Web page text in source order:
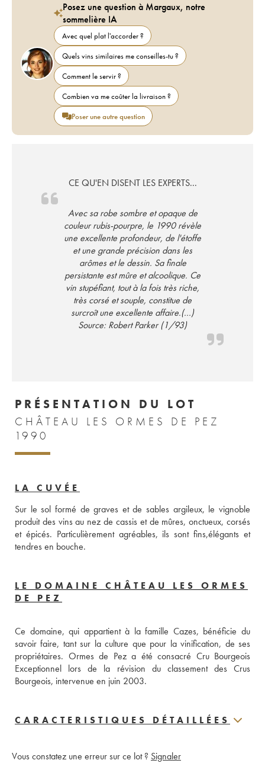
Posez une question à Margaux, notre
sommelière IA
Avec quel plat l'accorder ?
Quels vins similaires me conseilles-tu ?
Comment le servir ?
Combien va me coûter la livraison ?
Poser une autre question
CE QU'EN DISENT LES EXPERTS...
Avec sa robe sombre et opaque de
couleur rubis-pourpre, le 1990 révèle
une excellente profondeur, de l'étoffe
et une grande précision dans les
arômes et le dessin. Sa finale
persistante est mûre et alcoolique. Ce
vin stupéfiant, tout à la fois très riche,
très corsé et souple, constitue de
surcroît une excellente affaire.(...)
Source: Robert Parker (1/93)
PRÉSENTATION DU LOT
CHÂTEAU LES ORMES DE PEZ
1990
LA CUVÉE
Sur le sol formé de graves et de sables argileux, le vignoble
produit des vins au nez de cassis et de mûres, onctueux, corsés
et épicés. Particulièrement agréables, ils sont fins,élégants et
tendres en bouche.
LE DOMAINE CHÂTEAU LES ORMES
DE PEZ
Ce domaine, qui appartient à la famille Cazes, bénéficie du
savoir faire, tant sur la culture que pour la vinification, de ses
propriétaires. Ormes de Pez a été consacré Cru Bourgeois
Exceptionnel lors de la révision du classement des Crus
Bourgeois, intervenue en juin 2003.
CARACTERISTIQUES DÉTAILLÉES
Vous constatez une erreur sur ce lot ? Signaler